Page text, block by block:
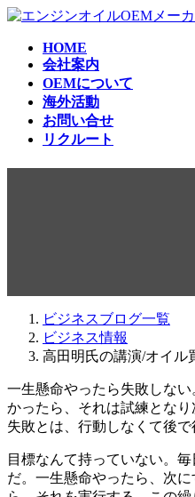
コ
ナ
HOME
会社案内
OEMについて
海外活動
お問い合せ
リクルート
ビジネスブログ一覧
ビジネス情報
高田明氏の講演/オイル
一生懸命やったら失敗しな
かったら、それは試練とな
失敗とは、行動しなくて後で
目標なんて持っていない。
だ。一生懸命やったら、次